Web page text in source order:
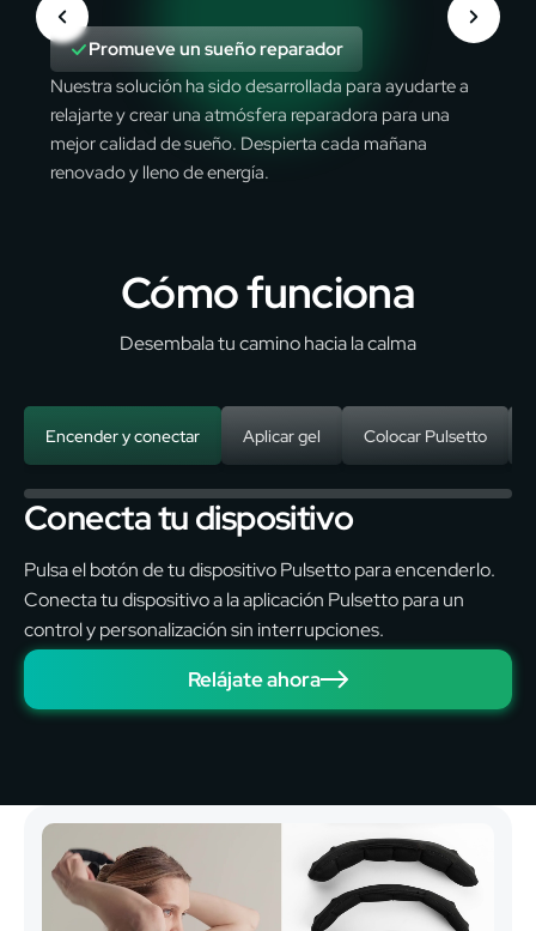
Promueve un sueño reparador
Nuestra solución ha sido desarrollada para ayudarte a
relajarte y crear una atmósfera reparadora para una
mejor calidad de sueño. Despierta cada mañana
renovado y lleno de energía.
Cómo funciona
Desembala tu camino hacia la calma
Encender y conectar Aplicar gel Colocar Pulsetto
Conecta tu dispositivo
Pulsa el botón de tu dispositivo Pulsetto para encenderlo.
Conecta tu dispositivo a la aplicación Pulsetto para un
control y personalización sin interrupciones.
Relájate ahora